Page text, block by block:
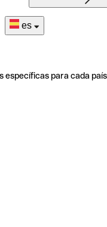
es
específicas para cada